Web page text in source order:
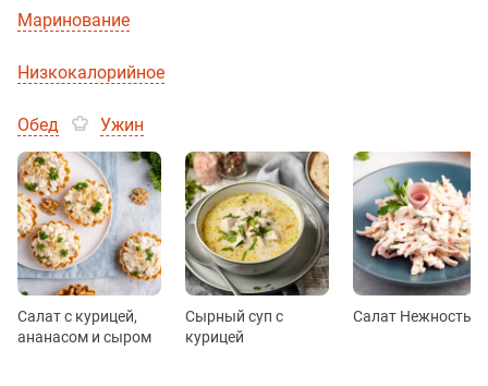
Маринование
Низкокалорийное
Обед Ужин
Салат с курицей,
ананасом и сыром
Сырный суп с
курицей
Салат Нежность